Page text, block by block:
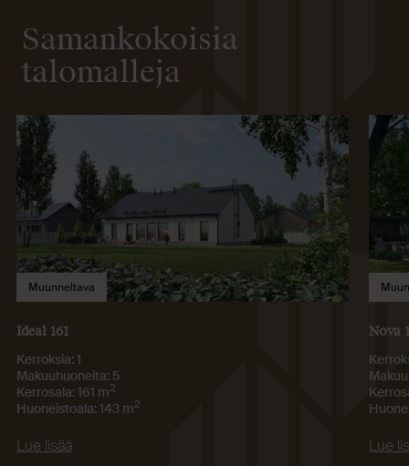
Samankokoisia
talomalleja
Muunneltava
Ideal 161
Kerroksia: 1
Makuuhuoneita: 5
Kerrosala: 161 m2
Huoneistoala: 143 m2
Lue lisää
Nova
Lue